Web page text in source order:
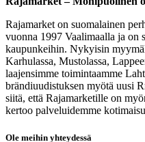
Rajamarket on suomalainen
vuonna 1997 Vaalimaalla ja on
kaupunkeihin. Nykyisin
Karhulassa, Mustolassa,
laajensimme toimintaamme
brändiuudistuksen myötä uusi
siitä, että Rajamarketille on
kertoo palveluidemme
Ole meihin yhteydessä